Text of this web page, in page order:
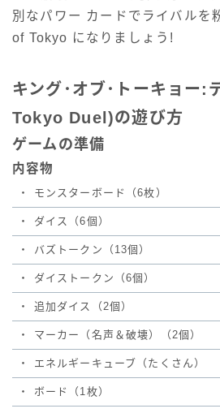
別なパワー カードでライバルを
of Tokyo になりましょう!
キング･オブ･トーキョー
Tokyo Duel)の遊び方
ゲームの準備
内容物
・ モンスターボード（6枚）
・ ダイス（6個）
・ バズトークン（13個）
・ ダイストークン（6個）
・ 追加ダイス（2個）
・ マーカー（名声＆破壊）（2個）
・ エネルギーキューブ（たくさん）
・ ボード（1枚）